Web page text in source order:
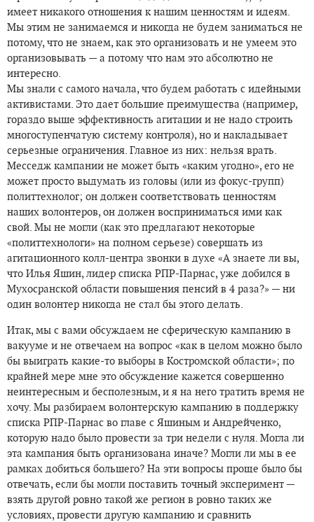
имеет никакого отношения к нашим ценностям и идеям.
Мы этим не занимаемся и никогда не будем заниматься не
потому, что не знаем, как это организовать и не умеем это
организовывать — а потому что нам это абсолютно не
интересно.
Мы знали с самого начала, что будем работать с идейными
активистами. Это дает большие преимущества (например,
гораздо выше эффективность агитации и не надо строить
многоступенчатую систему контроля), но и накладывает
серьезные ограничения. Главное из них: нельзя врать.
Месседж кампании не может быть «каким угодно», его не
может просто выдумать из головы (или из фокус-групп)
политтехнолог; он должен соответствовать ценностям
наших волонтеров, он должен восприниматься ими как
свой. Мы не могли (как это предлагают некоторые
«политтехнологи» на полном серьезе) совершать из
агитационного колл-центра звонки в духе «А знаете ли вы,
что Илья Яшин, лидер списка РПР-Парнас, уже добился в
Мухосранской области повышения пенсий в 4 раза?» — ни
один волонтер никогда не стал бы этого делать.
Итак, мы с вами обсуждаем не сферическую кампанию в
вакууме и не отвечаем на вопрос «как в целом можно было
бы выиграть какие-то выборы в Костромской области»; по
крайней мере мне это обсуждение кажется совершенно
неинтересным и бесполезным, и я на него тратить время не
хочу. Мы разбираем волонтерскую кампанию в поддержку
списка РПР-Парнас во главе с Яшиным и Андрейченко,
которую надо было провести за три недели с нуля. Могла ли
эта кампания быть организована иначе? Могли ли мы в ее
рамках добиться большего? На эти вопросы проще было бы
отвечать, если бы могли поставить точный эксперимент —
взять другой ровно такой же регион в ровно таких же
условиях, провести другую кампанию и сравнить